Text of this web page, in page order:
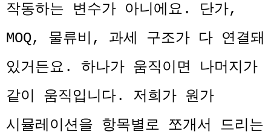
작동하는 변수가 아니에요. 단가,
MOQ, 물류비, 과세 구조가 다 연결돼
있거든요. 하나가 움직이면 나머지가
같이 움직입니다. 저희가 원가
시뮬레이션을 항목별로 쪼개서 드리는